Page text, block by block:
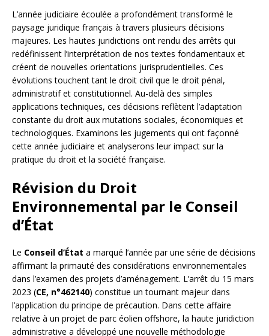
L’année judiciaire écoulée a profondément transformé le
paysage juridique français à travers plusieurs décisions
majeures. Les hautes juridictions ont rendu des arrêts qui
redéfinissent l’interprétation de nos textes fondamentaux et
créent de nouvelles orientations jurisprudentielles. Ces
évolutions touchent tant le droit civil que le droit pénal,
administratif et constitutionnel. Au-delà des simples
applications techniques, ces décisions reflètent l’adaptation
constante du droit aux mutations sociales, économiques et
technologiques. Examinons les jugements qui ont façonné
cette année judiciaire et analyserons leur impact sur la
pratique du droit et la société française.
Révision du Droit
Environnemental par le Conseil
d’État
Le Conseil d’État a marqué l’année par une série de décisions
affirmant la primauté des considérations environnementales
dans l’examen des projets d’aménagement. L’arrêt du 15 mars
2023 (CE, n°462140) constitue un tournant majeur dans
l’application du principe de précaution. Dans cette affaire
relative à un projet de parc éolien offshore, la haute juridiction
administrative a développé une nouvelle méthodologie